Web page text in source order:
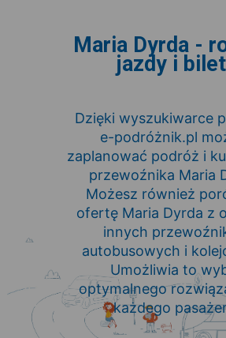
Maria Dyrda -
jazdy i
Dzięki wyszukiwarce
e-podróżnik.pl
zaplanować podróż i
przewoźnika Maria
Możesz również
ofertę Maria Dyrda z
innych
autobusowych i
Umożliwia to
optymalnego
każdego